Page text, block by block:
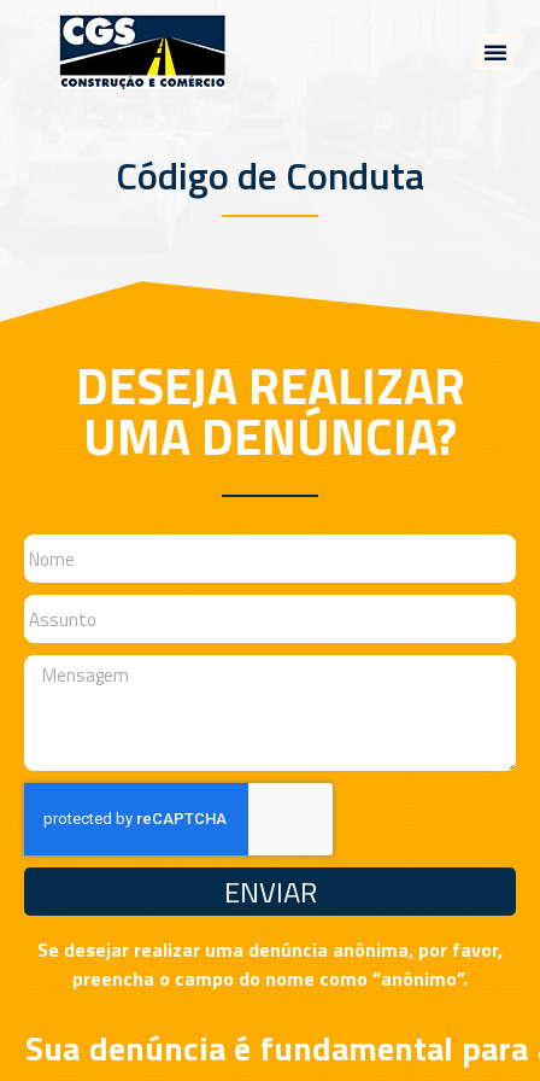
Código de Conduta
Sua denúncia é fundamental para
DESEJA REALIZAR
UMA DENÚNCIA?
ENVIAR
Se desejar realizar uma denúncia anônima, por favor,
preencha o campo do nome como “anônimo”.